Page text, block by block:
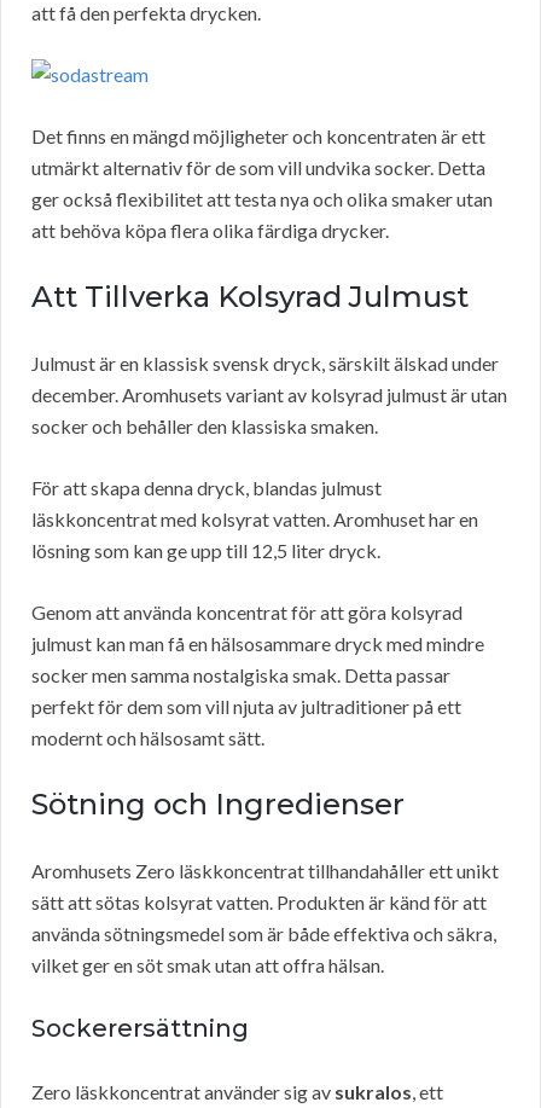
att få den perfekta drycken.
Det finns en mängd möjligheter och koncentraten är ett
utmärkt alternativ för de som vill undvika socker. Detta
ger också flexibilitet att testa nya och olika smaker utan
att behöva köpa flera olika färdiga drycker.
Att Tillverka Kolsyrad Julmust
Julmust är en klassisk svensk dryck, särskilt älskad under
december. Aromhusets variant av kolsyrad julmust är utan
socker och behåller den klassiska smaken.
För att skapa denna dryck, blandas julmust
läskkoncentrat med kolsyrat vatten. Aromhuset har en
lösning som kan ge upp till 12,5 liter dryck.
Genom att använda koncentrat för att göra kolsyrad
julmust kan man få en hälsosammare dryck med mindre
socker men samma nostalgiska smak. Detta passar
perfekt för dem som vill njuta av jultraditioner på ett
modernt och hälsosamt sätt.
Sötning och Ingredienser
Aromhusets Zero läskkoncentrat tillhandahåller ett unikt
sätt att sötas kolsyrat vatten. Produkten är känd för att
använda sötningsmedel som är både effektiva och säkra,
vilket ger en söt smak utan att offra hälsan.
Sockerersättning
Zero läskkoncentrat använder sig av sukralos, ett